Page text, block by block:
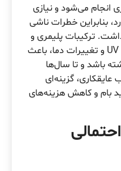
انجام می‌شود و نیازی
بنابراین خطرات ناشی
ترکیبات پلیمری و
افزودنی‌های مقاوم در برابر اشعه UV و تغییرات دما، باعث
باشد و تا سال‌ها
عایقکاری، گزینه‌ای
بام و کاهش هزینه‌های